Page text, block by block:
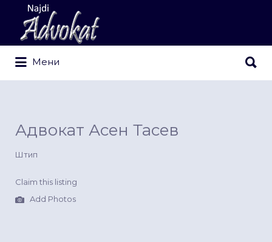
Search
for:
Мени
for:
Адвокат Асен Тасев
Штип
Claim this listing
Add Photos